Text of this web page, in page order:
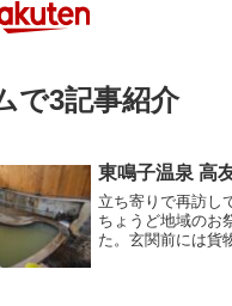
で3記事紹介
東鳴子温泉 高
立ち寄りで再訪し
ちょうど地域のお
た。玄関前には貨